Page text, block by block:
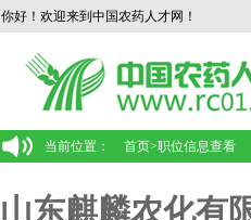
你好！欢迎来到中国农药人才网！
当前位置： 首页>职位信息查看
山东麒麟农化有